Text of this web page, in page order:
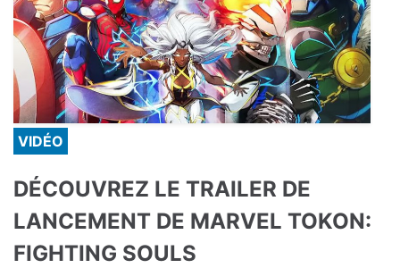
VIDÉO
DÉCOUVREZ LE TRAILER DE
LANCEMENT DE MARVEL TOKON:
FIGHTING SOULS